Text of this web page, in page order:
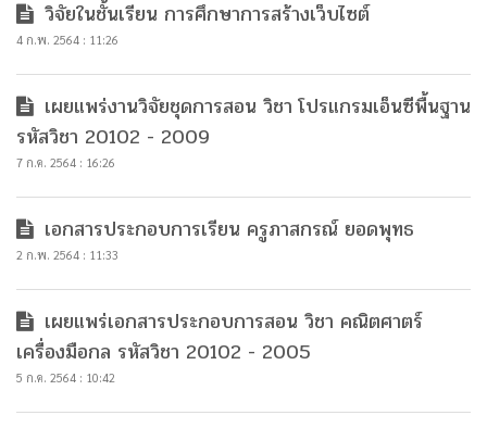
วิจัยในชั้นเรียน การศึกษาการสร้างเว็บไซต์
4 ก.พ. 2564 : 11:26
เผยแพร่งานวิจัยชุดการสอน วิชา โปรแกรมเอ็นซีพื้นฐาน
รหัสวิชา 20102 - 2009
7 ก.ค. 2564 : 16:26
เอกสารประกอบการเรียน ครูภาสกรณ์ ยอดพุทธ
2 ก.พ. 2564 : 11:33
เผยแพร่เอกสารประกอบการสอน วิชา คณิตศาตร์
เครื่องมือกล รหัสวิชา 20102 - 2005
5 ก.ค. 2564 : 10:42